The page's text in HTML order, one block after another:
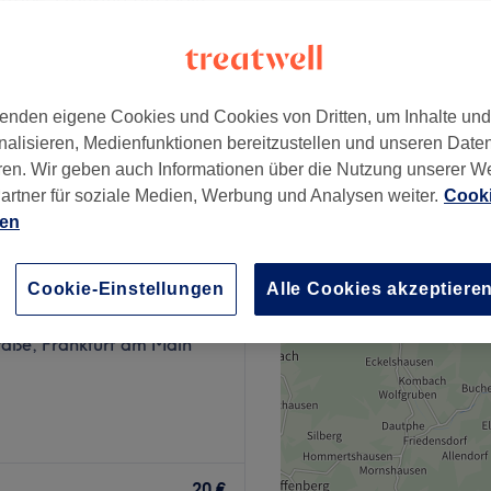
Föhnen
22 €
Komm im Salon Li-
suche dir aus dem
Hair
30 Bewertungen
Frankfurt am Main
eigene Cookies und Cookies von Dritten, um Inhalte
Medienfunktionen bereitzustellen und unseren
Wir geben auch Informationen über die Nutzung unserer
für soziale Medien, Werbung und Analysen weiter.
Cookie-Einstellungen Alle Cookies akzeptieren